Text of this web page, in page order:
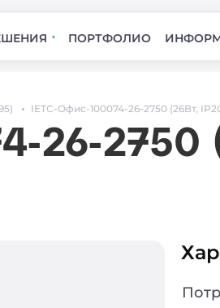
ПОРТФОЛИО
IETC-Офис-100074-26-2750 (26Вт,
26-2750